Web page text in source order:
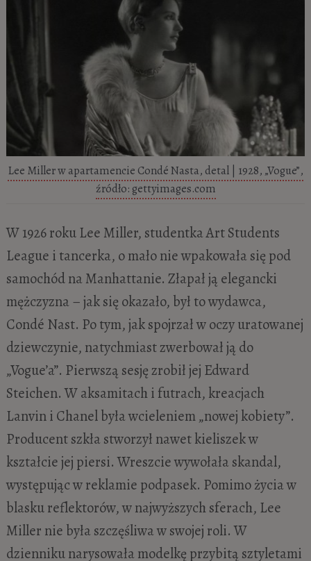
Lee Miller w apartamencie Condé Nasta, detal | 1928, „Vogue”,
źródło: gettyimages.com
W 1926 roku Lee Miller, studentka Art Students
League i tancerka, o mało nie wpakowała się pod
samochód na Manhattanie. Złapał ją elegancki
mężczyzna – jak się okazało, był to wydawca,
Condé Nast. Po tym, jak spojrzał w oczy uratowanej
dziewczynie, natychmiast zwerbował ją do
„Vogue’a”. Pierwszą sesję zrobił jej Edward
Steichen. W aksamitach i futrach, kreacjach
Lanvin i Chanel była wcieleniem „nowej kobiety”.
Producent szkła stworzył nawet kieliszek w
kształcie jej piersi. Wreszcie wywołała skandal,
występując w reklamie podpasek. Pomimo życia w
blasku reflektorów, w najwyższych sferach, Lee
Miller nie była szczęśliwa w swojej roli. W
dzienniku narysowała modelkę przybitą sztyletami